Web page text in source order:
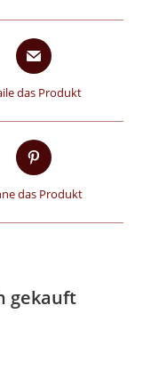
das Produkt
das Produkt
gekauft